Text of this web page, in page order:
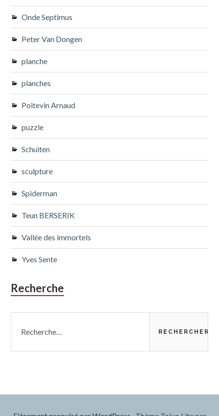
Onde Septimus
Peter Van Dongen
planche
planches
Poitevin Arnaud
puzzle
Schuiten
sculpture
Spiderman
Teun BERSERIK
Vallée des immortels
Yves Sente
Recherche